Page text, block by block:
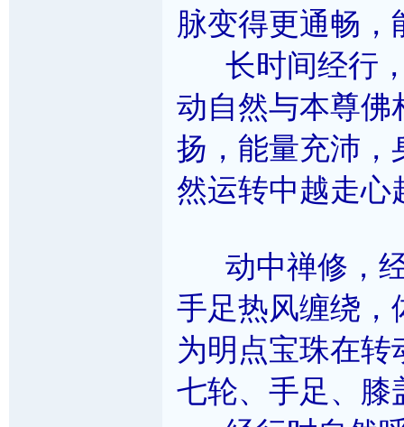
脉变得更通畅
长时间经行，
动自然与本尊佛
扬，能量充沛，
然运转中越走心
动中禅修，经
手足热风缠绕，
为明点宝珠在转
七轮、手足、膝